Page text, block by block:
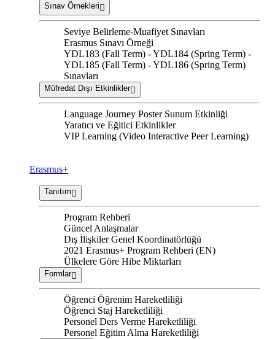
Sınav Örnekleri
Seviye Belirleme-Muafiyet Sınavları
Erasmus Sınavı Örneği
YDL183 (Fall Term) - YDL184 (Spring Term) -
YDL185 (Fall Term) - YDL186 (Spring Term)
Sınavları
Müfredat Dışı Etkinlikler
Language Journey Poster Sunum Etkinliği
Yaratıcı ve Eğitici Etkinlikler
VIP Learning (Video Interactive Peer Learning)
Erasmus+
Tanıtım
Program Rehberi
Güncel Anlaşmalar
Dış İlişkiler Genel Koordinatörlüğü
2021 Erasmus+ Program Rehberi (EN)
Ülkelere Göre Hibe Miktarları
Formlar
Öğrenci Öğrenim Hareketliliği
Öğrenci Staj Hareketliliği
Personel Ders Verme Hareketliliği
Personel Eğitim Alma Hareketliliği